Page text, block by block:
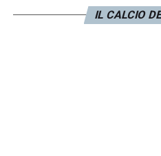
IL CALCIO